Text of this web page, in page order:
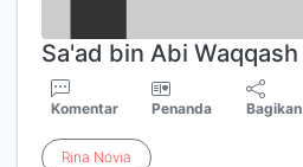
Sa'ad bin Abi Waqqash
Komentar Penanda Bagikan
Rina Novia